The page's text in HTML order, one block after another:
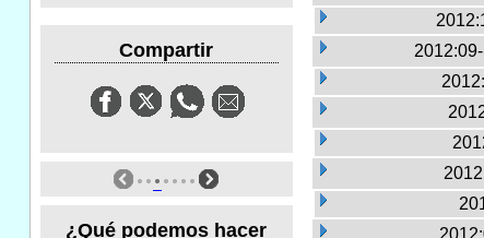
Compartir
¿Qué podemos hacer